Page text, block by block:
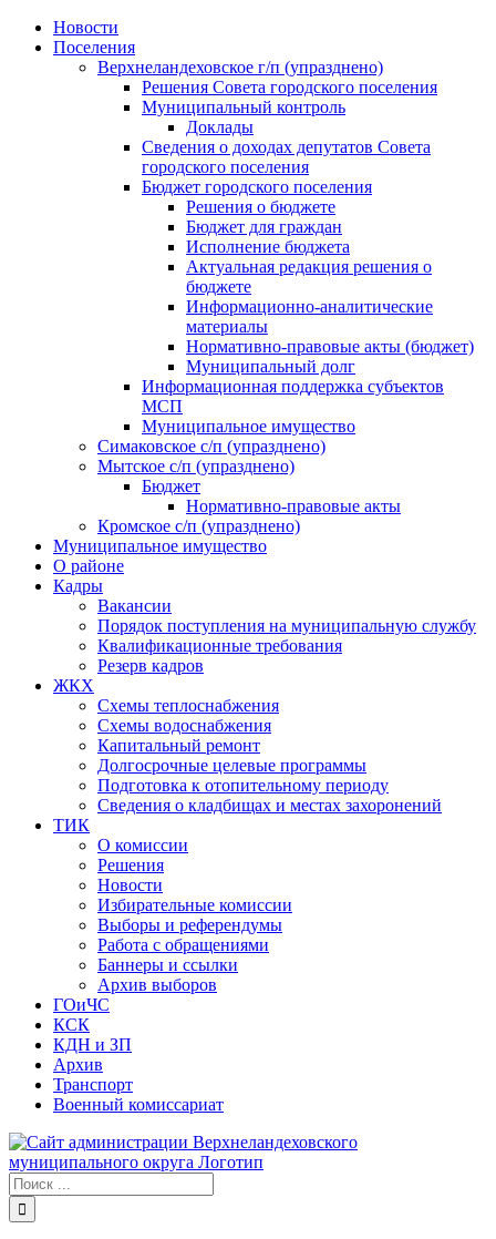
Skip
Новости
Поселения
Верхнеландеховское г/п (упразднено)
Решения Совета городского поселения
Муниципальный контроль
Доклады
Сведения о доходах депутатов Совета
городского поселения
Бюджет городского поселения
Решения о бюджете
Бюджет для граждан
Исполнение бюджета
Актуальная редакция решения о
бюджете
Информационно-аналитические
материалы
Нормативно-правовые акты (бюджет)
Муниципальный долг
Информационная поддержка субъектов
МСП
Муниципальное имущество
Симаковское с/п (упразднено)
Мытское с/п (упразднено)
Бюджет
Нормативно-правовые акты
Кромское с/п (упразднено)
Муниципальное имущество
О районе
Кадры
Вакансии
Порядок поступления на муниципальную службу
Квалификационные требования
Резерв кадров
ЖКХ
Схемы теплоснабжения
Схемы водоснабжения
Капитальный ремонт
Долгосрочные целевые программы
Подготовка к отопительному периоду
Сведения о кладбищах и местах захоронений
ТИК
О комиссии
Решения
Новости
Избирательные комиссии
Выборы и референдумы
Работа с обращениями
Баннеры и ссылки
Архив выборов
ГОиЧС
КСК
КДН и ЗП
Архив
Транспорт
Военный комиссариат
Результат
поиска: